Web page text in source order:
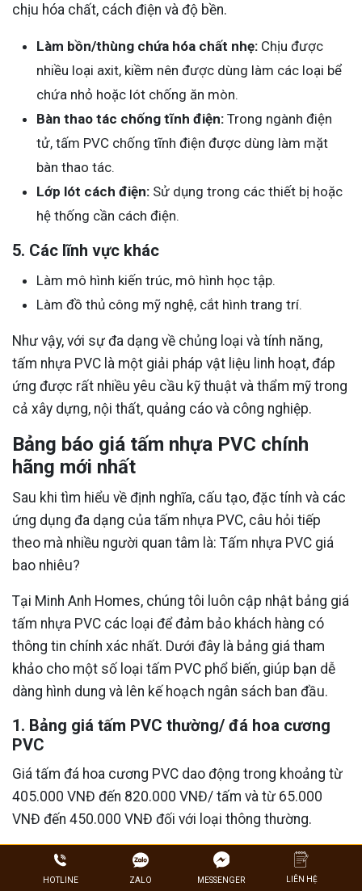
chịu hóa chất, cách điện và độ bền.
Làm bồn/thùng chứa hóa chất nhẹ: Chịu được
nhiều loại axit, kiềm nên được dùng làm các loại bể
chứa nhỏ hoặc lót chống ăn mòn.
Bàn thao tác chống tĩnh điện: Trong ngành điện
tử, tấm PVC chống tĩnh điện được dùng làm mặt
bàn thao tác.
Lớp lót cách điện: Sử dụng trong các thiết bị hoặc
hệ thống cần cách điện.
5. Các lĩnh vực khác
Làm mô hình kiến trúc, mô hình học tập.
Làm đồ thủ công mỹ nghệ, cắt hình trang trí.
Như vậy, với sự đa dạng về chủng loại và tính năng,
tấm nhựa PVC là một giải pháp vật liệu linh hoạt, đáp
ứng được rất nhiều yêu cầu kỹ thuật và thẩm mỹ trong
cả xây dựng, nội thất, quảng cáo và công nghiệp.
Bảng báo giá tấm nhựa PVC chính
hãng mới nhất
Sau khi tìm hiểu về định nghĩa, cấu tạo, đặc tính và các
ứng dụng đa dạng của tấm nhựa PVC, câu hỏi tiếp
theo mà nhiều người quan tâm là: Tấm nhựa PVC giá
bao nhiêu?
Tại Minh Anh Homes, chúng tôi luôn cập nhật bảng giá
tấm nhựa PVC các loại để đảm bảo khách hàng có
thông tin chính xác nhất. Dưới đây là bảng giá tham
khảo cho một số loại tấm PVC phổ biến, giúp bạn dễ
dàng hình dung và lên kế hoạch ngân sách ban đầu.
1. Bảng giá tấm PVC thường/ đá hoa cương
PVC
Giá tấm đá hoa cương PVC dao động trong khoảng từ
405.000 VNĐ đến 820.000 VNĐ/ tấm và từ 65.000
VNĐ đến 450.000 VNĐ đối với loại thông thường.
Bảng giá tấm đá hoa cương PVC
HOTLINE ZALO MESSENGER LIÊN HỆ